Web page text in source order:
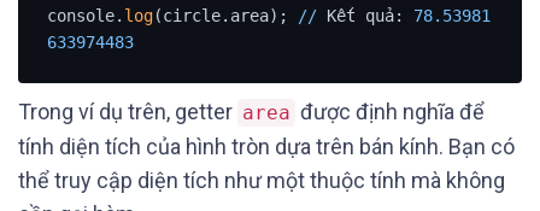
console. log(circle.area); // Kết quả: 78.53981
633974483
Trong ví dụ trên, getter area được định nghĩa để
tính diện tích của hình tròn dựa trên bán kính. Bạn có
thể truy cập diện tích như một thuộc tính mà không